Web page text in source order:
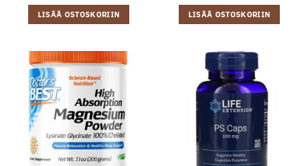
LISÄÄ OSTOSKORIIN LISÄÄ OSTOSKORIIN